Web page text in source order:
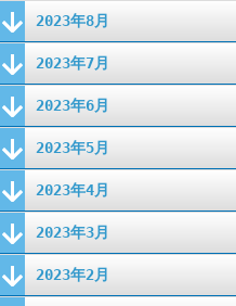
2023年8月
2023年7月
2023年6月
2023年5月
2023年4月
2023年3月
2023年2月